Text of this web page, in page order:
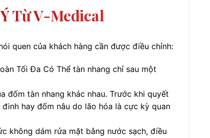
Từ V-Medical
quen của khách hàng cần được điều chỉnh:
Tối Đa Có Thể tàn nhang chỉ sau một
đốm tàn nhang khác nhau. Trước khi quyết
hay đốm nâu do lão hóa là cực kỳ quan
không dám rửa mặt bằng nước sạch, điều